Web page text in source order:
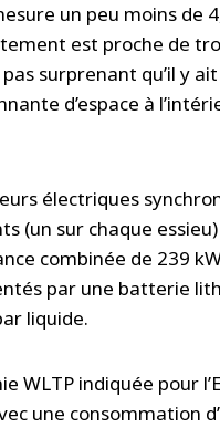
un peu moins de
est proche de
pas surprenant qu’il y
d’espace à
électriques
(un sur chaque
combinée de 239
par une batterie
liquide.
WLTP indiquée pour
une consommation